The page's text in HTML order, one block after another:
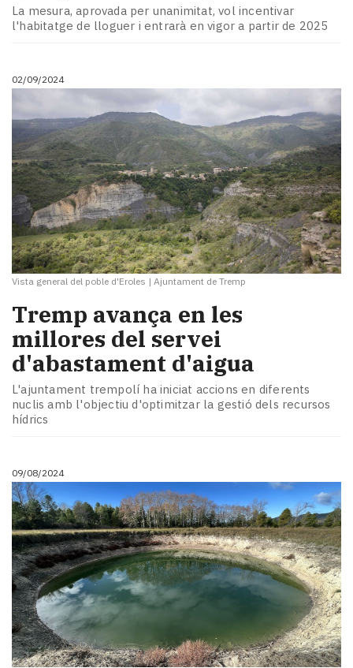
La mesura, aprovada per unanimitat, vol incentivar
l'habitatge de lloguer i entrarà en vigor a partir de 2025
02/09/2024
Vista general del poble d'Eroles | Ajuntament de Tremp
​Tremp avança en les
millores del servei
d'abastament d'aigua
L'ajuntament trempolí ha iniciat accions en diferents
nuclis amb l'objectiu d'optimitzar la gestió dels recursos
hídrics
09/08/2024